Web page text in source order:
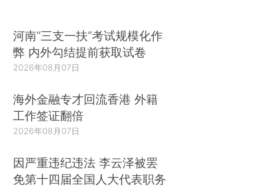
河南“三支一扶”考试规模化作
弊 内外勾结提前获取试卷
2026年08月07日
海外金融专才回流香港 外籍
工作签证翻倍
2026年08月07日
因严重违纪违法 李云泽被罢
免第十四届全国人大代表职务